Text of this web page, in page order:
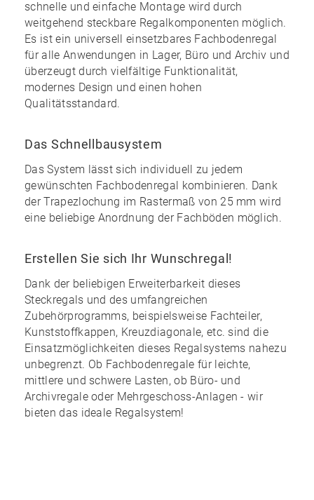
schnelle und einfache Montage wird durch
weitgehend steckbare Regalkomponenten möglich.
Es ist ein universell einsetzbares Fachbodenregal
für alle Anwendungen in Lager, Büro und Archiv und
überzeugt durch vielfältige Funktionalität,
modernes Design und einen hohen
Qualitätsstandard.
Das Schnellbausystem
Das System lässt sich individuell zu jedem
gewünschten Fachbodenregal kombinieren. Dank
der Trapezlochung im Rastermaß von 25 mm wird
eine beliebige Anordnung der Fachböden möglich.
Erstellen Sie sich Ihr Wunschregal!
Dank der beliebigen Erweiterbarkeit dieses
Steckregals und des umfangreichen
Zubehörprogramms, beispielsweise Fachteiler,
Kunststoffkappen, Kreuzdiagonale, etc. sind die
Einsatzmöglichkeiten dieses Regalsystems nahezu
unbegrenzt. Ob Fachbodenregale für leichte,
mittlere und schwere Lasten, ob Büro- und
Archivregale oder Mehrgeschoss-Anlagen - wir
bieten das ideale Regalsystem!